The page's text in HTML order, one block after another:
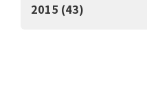
2015 (43)